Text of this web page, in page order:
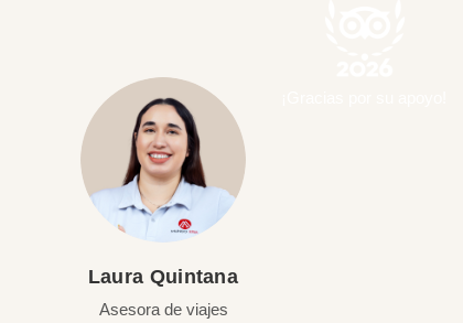
Laura Quintana
Asesora de viajes